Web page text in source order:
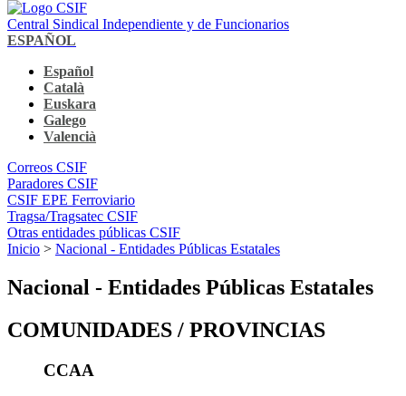
Central Sindical Independiente y de Funcionarios
ESPAÑOL
Español
Català
Euskara
Galego
Valencià
Correos CSIF
Paradores CSIF
CSIF EPE Ferroviario
Tragsa/Tragsatec CSIF
Otras entidades públicas CSIF
Inicio > Nacional - Entidades Públicas Estatales
Nacional - Entidades Públicas Estatales
COMUNIDADES / PROVINCIAS
CCAA